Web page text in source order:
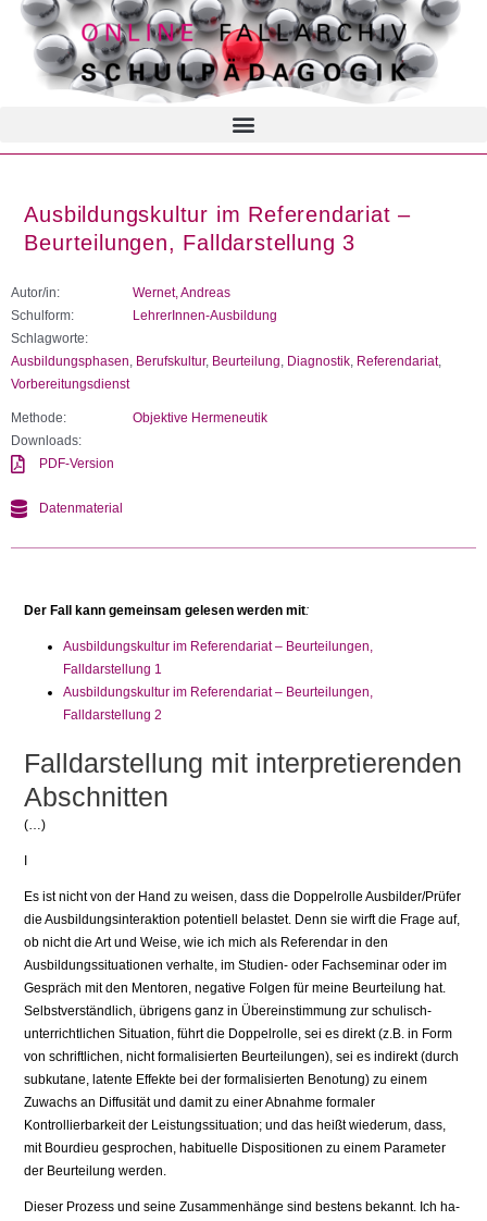
Ausbildungskultur im Referendariat –
Beurteilungen, Falldarstellung 3
Autor/in:
Wernet, Andreas
Schulform:
LehrerInnen-Ausbildung
Schlagworte:
Ausbildungsphasen Berufskultur, Beurteilung Diagnostik Referendariat,
Vorbereitungsdienst
Methode:
Objektive Hermeneutik
Downloads:
PDF-Version
Datenmaterial
Der Fall kann gemeinsam gelesen werden mit:
Ausbildungskultur im Referendariat – Beurteilungen,
Falldarstellung 1
Ausbildungskultur im Referendariat – Beurteilungen,
Falldarstellung 2
Falldarstellung mit interpretierenden
Abschnitten
(…)
Es ist nicht von der Hand zu weisen, dass die Doppelrolle Ausbilder/Prüfer
die Ausbildungsinteraktion potentiell belastet. Denn sie wirft die Frage auf,
ob nicht die Art und Weise, wie ich mich als Referendar in den
Ausbildungssituationen verhalte, im Studien- oder Fachseminar oder im
Gespräch mit den Mentoren, negative Folgen für meine Beurteilung hat.
Selbstverständlich, übrigens ganz in Übereinstimmung zur schulisch-
unterrichtlichen Situation, führt die Doppelrolle, sei es direkt (z.B. in Form
von schriftlichen, nicht formalisierten Beurteilungen), sei es indirekt (durch
subkutane, latente Effekte bei der formalisierten Benotung) zu einem
Zuwachs an Diffusität und damit zu einer Abnahme formaler
Kontrollierbarkeit der Leistungssituation; und das heißt wiederum, dass,
mit Bourdieu gesprochen, habituelle Dispositionen zu einem Parameter
der Beurteilung werden.
Dieser Prozess und seine Zusammenhänge sind bestens bekannt. Ich ha­